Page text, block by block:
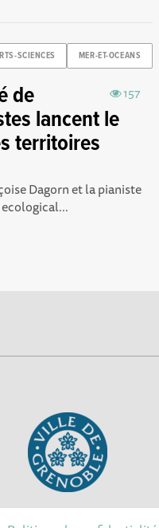
SCIENCES MER-ET-OCEANS
157
de
lancent le
territoires
Dagorn et la pianiste